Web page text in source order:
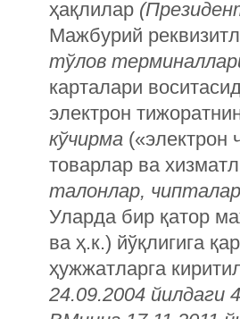
ҳақлилар
Мажбурий
тўлов
карталари
электрон
кўчирма («электрон
товарлар ва
талонлар,
Уларда бир қатор
ва ҳ.к.) йўқлигига
ҳужжатларга
24.09.2004 йилдаги